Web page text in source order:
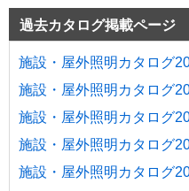
過去カタログ掲載ページ
施設・屋外照明カタログ
施設・屋外照明カタログ
施設・屋外照明カタログ
施設・屋外照明カタログ
施設・屋外照明カタログ